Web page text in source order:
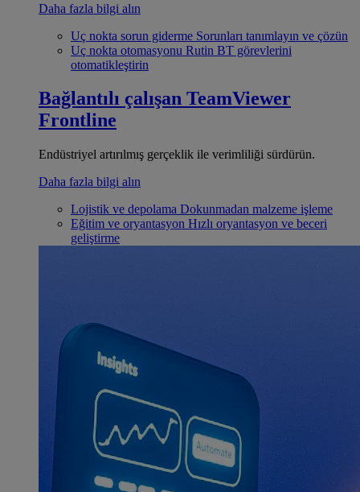
Daha fazla bilgi alın
Uç nokta sorun giderme Sorunları tanımlayın ve çözün
Uç nokta otomasyonu Rutin BT görevlerini
otomatikleştirin
Bağlantılı çalışan TeamViewer
Frontline
Endüstriyel artırılmış gerçeklik ile verimliliği sürdürün.
Daha fazla bilgi alın
Lojistik ve depolama Dokunmadan malzeme işleme
Eğitim ve oryantasyon Hızlı oryantasyon ve beceri
geliştirme